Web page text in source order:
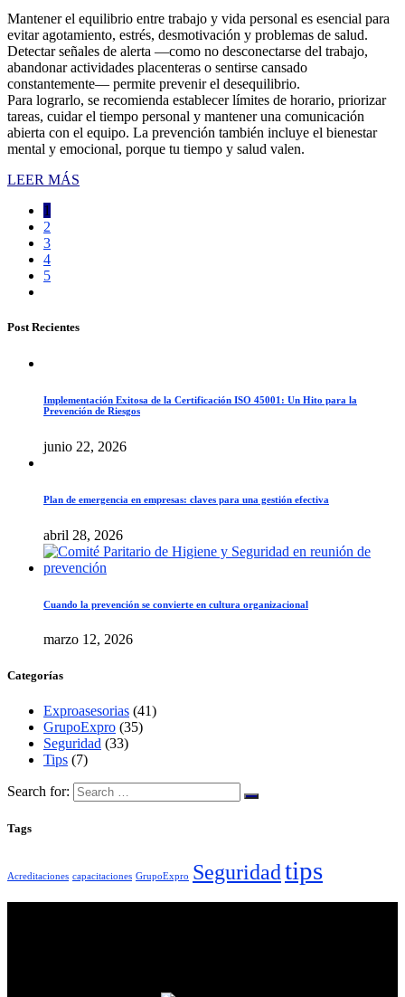
Mantener el equilibrio entre trabajo y vida personal es esencial para
evitar agotamiento, estrés, desmotivación y problemas de salud.
Detectar señales de alerta —como no desconectarse del trabajo,
abandonar actividades placenteras o sentirse cansado
constantemente— permite prevenir el desequilibrio.
Para lograrlo, se recomienda establecer límites de horario, priorizar
tareas, cuidar el tiempo personal y mantener una comunicación
abierta con el equipo. La prevención también incluye el bienestar
mental y emocional, porque tu tiempo y salud valen.
LEER MÁS
1
2
3
4
5
Post Recientes
Implementación Exitosa de la Certificación ISO 45001: Un Hito para la
Prevención de Riesgos
junio 22, 2026
Plan de emergencia en empresas: claves para una gestión efectiva
abril 28, 2026
Cuando la prevención se convierte en cultura organizacional
marzo 12, 2026
Categorías
Exproasesorias (41)
GrupoExpro (35)
Seguridad (33)
Tips (7)
Search for:
Tags
Acreditaciones capacitaciones GrupoExpro Seguridadtips